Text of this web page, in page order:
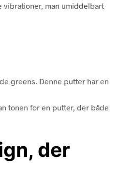
man umiddelbart
greens. Denne putter har en
tonen for en putter, der både
der